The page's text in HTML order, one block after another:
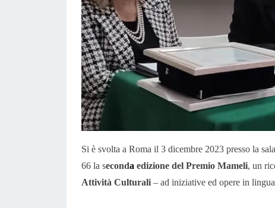
Si è svolta a Roma il 3 dicembre 2023 presso la
66 la seconda edizione del Premio Mameli, un
Attività Culturali – ad iniziative ed opere in